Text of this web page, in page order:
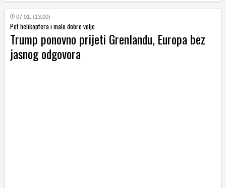
07.01. (13:00)
Pet helikoptera i malo dobre volje
Trump ponovno prijeti Grenlandu, Europa bez
jasnog odgovora